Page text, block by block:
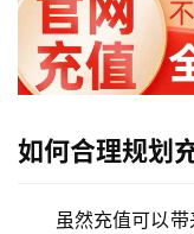
如何合理规划
虽然充值可以